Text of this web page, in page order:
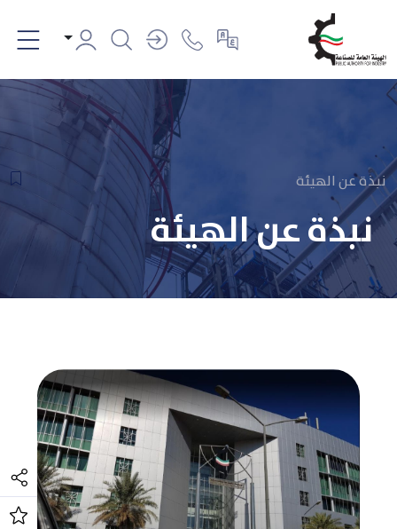
نبذة عن الهيئة
نبذة عن الهيئة